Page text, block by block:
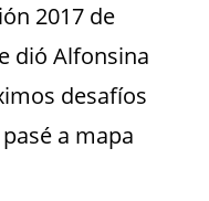
2017 de
dió Alfonsina
desafíos
a mapa